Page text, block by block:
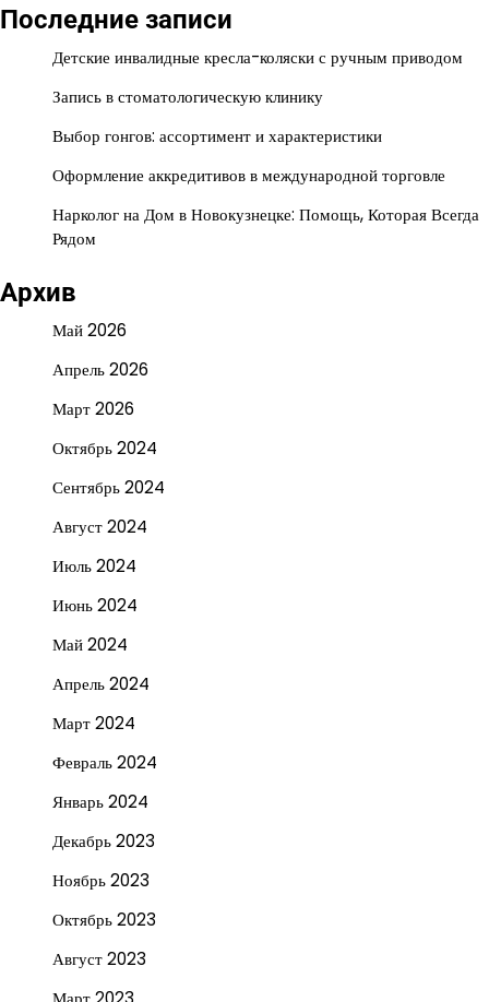
Последние записи
Детские инвалидные кресла-коляски с ручным приводом
Запись в стоматологическую клинику
Выбор гонгов: ассортимент и характеристики
Оформление аккредитивов в международной торговле
Нарколог на Дом в Новокузнецке: Помощь, Которая Всегда
Рядом
Архив
Май 2026
Апрель 2026
Март 2026
Октябрь 2024
Сентябрь 2024
Август 2024
Июль 2024
Июнь 2024
Май 2024
Апрель 2024
Март 2024
Февраль 2024
Январь 2024
Декабрь 2023
Ноябрь 2023
Октябрь 2023
Август 2023